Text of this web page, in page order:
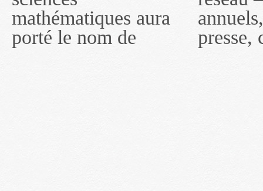
mathématiques aura
porté le nom de
annuels, coupures de
presse, communiqués
réseau portera le nom